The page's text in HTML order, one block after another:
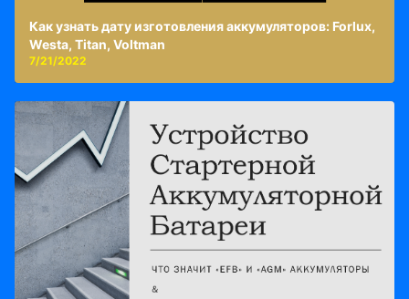
Как узнать дату изготовления аккумуляторов: Forlux,
Westa, Titan, Voltman
7/21/2022